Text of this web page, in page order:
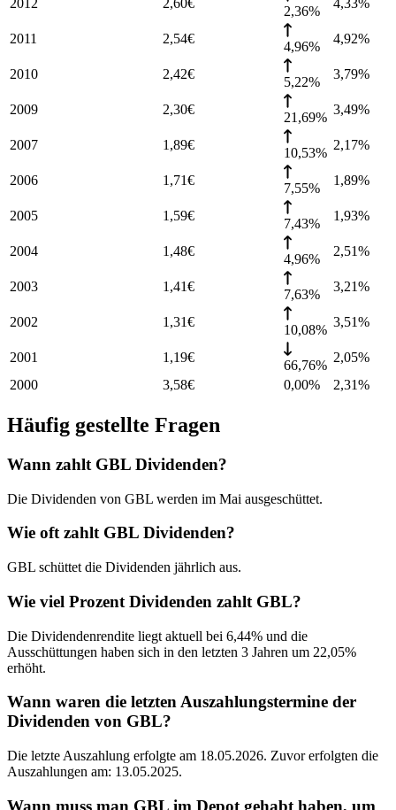
2012 2,60€
2,36%
4,33%
2011 2,54€
4,96%
4,92%
2010 2,42€
5,22%
3,79%
2009 2,30€
21,69%
3,49%
2007 1,89€
10,53%
2,17%
2006 1,71€
7,55%
1,89%
2005 1,59€
7,43%
1,93%
2004 1,48€
4,96%
2,51%
2003 1,41€
7,63%
3,21%
2002 1,31€
10,08%
3,51%
2001 1,19€
66,76%
2,05%
2000
3,58€ 0,00% 2,31%
Häufig gestellte Fragen
Wann zahlt GBL Dividenden?
Die Dividenden von GBL werden im Mai ausgeschüttet.
Wie oft zahlt GBL Dividenden?
GBL schüttet die Dividenden jährlich aus.
Wie viel Prozent Dividenden zahlt GBL?
Die Dividendenrendite liegt aktuell bei 6,44% und die
Ausschüttungen haben sich in den letzten 3 Jahren um 22,05%
erhöht.
Wann waren die letzten Auszahlungstermine der
Dividenden von GBL?
Die letzte Auszahlung erfolgte am 18.05.2026. Zuvor erfolgten die
Auszahlungen am: 13.05.2025.
Wann muss man GBL im Depot gehabt haben, um